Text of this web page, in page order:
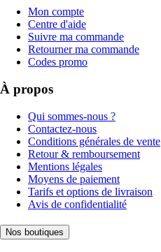
Mon compte
Centre d'aide
Suivre ma commande
Retourner ma commande
Codes promo
À propos
Qui sommes-nous ?
Contactez-nous
Conditions générales de vente
Retour & remboursement
Mentions légales
Moyens de paiement
Tarifs et options de livraison
Avis de confidentialité
Nos boutiques